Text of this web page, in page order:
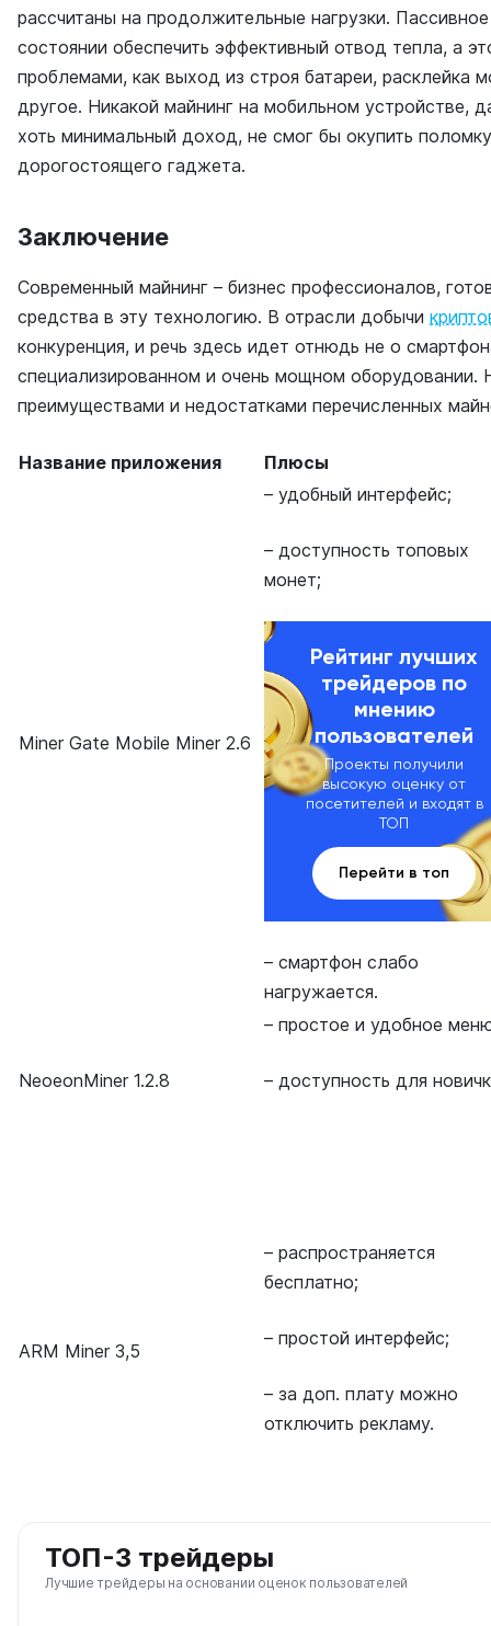
рассчитаны на продолжительные нагрузки.
состоянии обеспечить эффективный отвод тепла, а
проблемами, как выход из строя батареи, расклейка
другое. Никакой майнинг на мобильном устройстве,
хоть минимальный доход, не смог бы окупить
дорогостоящего гаджета.
Заключение
Современный майнинг – бизнес профессионалов,
средства в эту технологию. В отрасли добычи
конкуренция, и речь здесь идет отнюдь не о
специализированном и очень мощном оборудовании.
преимуществами и недостатками перечисленных
Название приложения Плюсы
Miner Gate Mobile Miner 2.6
– удобный интерфейс;
– доступность топовых
монет;
Рейтинг лучших
трейдеров по
мнению
пользователей
Проекты получили
высокую оценку от
посетителей и входят в
ТОП
Перейти в топ
– смартфон слабо
нагружается.
NeoeonMiner 1.2.8
– простое и удобное
– доступность для
ARM Miner 3,5
– распространяется
бесплатно;
– простой интерфейс;
– за доп. плату можно
отключить рекламу.
ТОП-3 трейдеры
Лучшие трейдеры на основании оценок пользователей